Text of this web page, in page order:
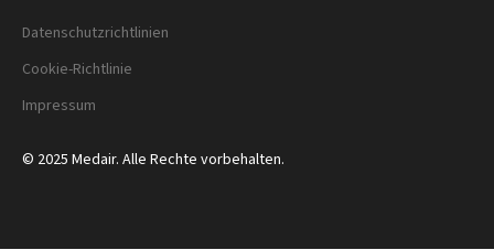
© 2025 Medair. Alle Rechte vorbehalten.
Datenschutzrichtlinien
Cookie-Richtlinie
Impressum